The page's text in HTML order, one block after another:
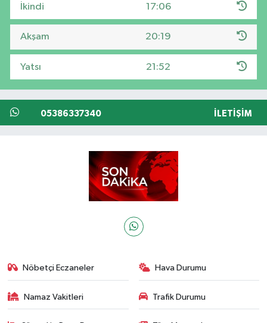
İkindi 17:06
Akşam 20:19
Yatsı 21:52
05386337340 İLETIŞIM
Nöbetçi Eczaneler Hava Durumu
Namaz Vakitleri Trafik Durumu